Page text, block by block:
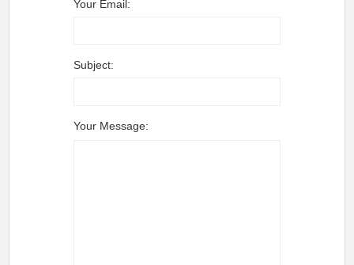
Your Email:
Subject:
Your Message: